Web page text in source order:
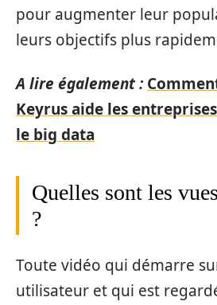
pour augmenter leur
leurs objectifs plus
A lire également :
Keyrus aide les
le big data
Quelles sont les
?
Toute vidéo qui démarre
utilisateur et qui est